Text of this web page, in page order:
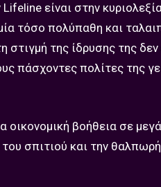
είναι στην
τόσο πολύπαθη και
της ίδρυσης της δεν
πάσχοντες πολίτες της
οικονομική βοήθεια σε
σπιτιού και την